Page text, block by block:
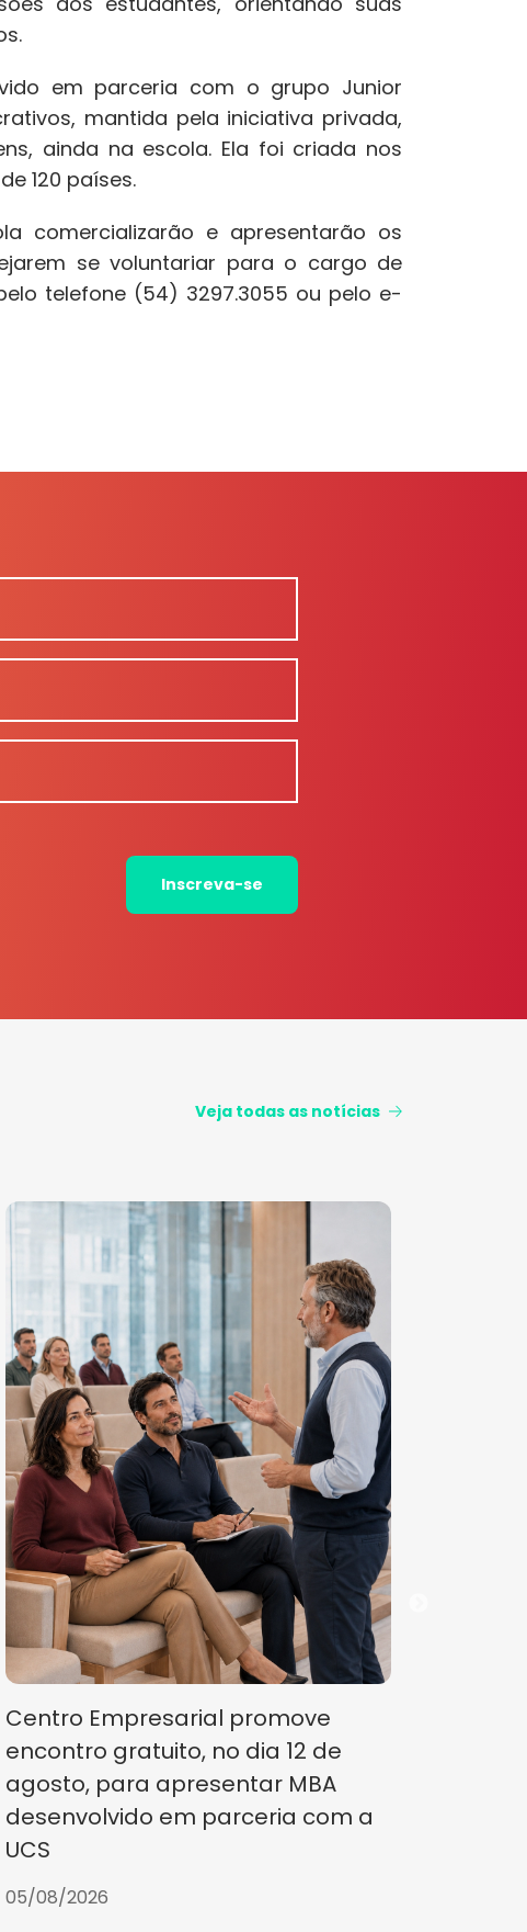
em parceria com o grupo Junior
mantida pela iniciativa privada,
ainda na escola. Ela foi criada nos
120 países.
comercializarão e apresentarão os
se voluntariar para o cargo de
telefone (54) 3297.3055 ou pelo e-
Inscreva-se
Veja todas as notícias
Centro Empresarial promove
encontro gratuito, no dia 12 de
agosto, para apresentar MBA
desenvolvido em parceria com a
UCS
05/08/2026